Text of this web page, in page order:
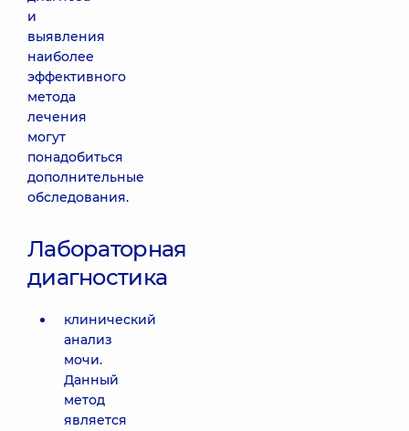
и
выявления
наиболее
эффективного
метода
лечения
могут
понадобиться
дополнительные
обследования.
Лабораторная
диагностика
клинический
анализ
мочи.
Данный
метод
является